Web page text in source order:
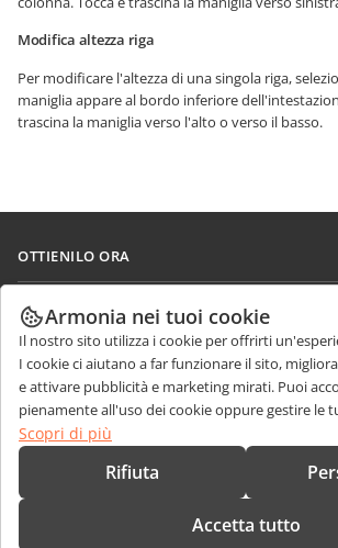
Modifica altezza riga
Per modificare l'altezza di una singola riga,
maniglia appare al bordo inferiore
trascina la maniglia verso l'alto o verso il basso.
OTTIENILO ORA
Docs
DocSpace
Workspace
Connettori
App desktop
COLLABORA
Per i contributori
Per i traduttori
Per gli influencer
Offerte di lavoro
RICEVI NOTIZIE
Blog
RICEVI AIUTO
Forum
CONTATTACI
Domande sulle vendite
sales@onlyoffice.com
Armonia nei tuoi cookie
Il nostro sito utilizza i cookie per offrirti
I cookie ci aiutano a far funzionare il sito,
e attivare pubblicità e marketing mirati. Puoi
pienamente all'uso dei cookie oppure gestire le
Scopri di più
Rifiuta
Accetta tutto